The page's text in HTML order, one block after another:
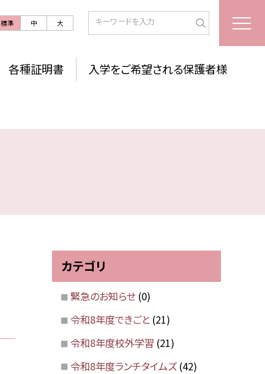
標準 中 大
各種証明書 入学をご希望される保護者様
カテゴリ
緊急のお知らせ (0)
令和8年度できごと (21)
令和8年度校外学習 (21)
令和8年度ランチタイムズ (42)